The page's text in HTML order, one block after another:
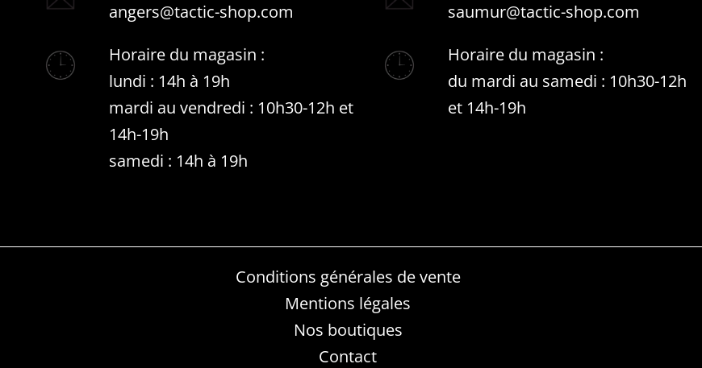
angers@tactic-shop.com
saumur@tactic-shop.com
Horaire du magasin :
lundi : 14h à 19h
mardi au vendredi : 10h30-12h et
14h-19h
samedi : 14h à 19h
Horaire du magasin :
du mardi au samedi : 10h30-12h
et 14h-19h
Conditions générales de vente
Mentions légales
Nos boutiques
Contact